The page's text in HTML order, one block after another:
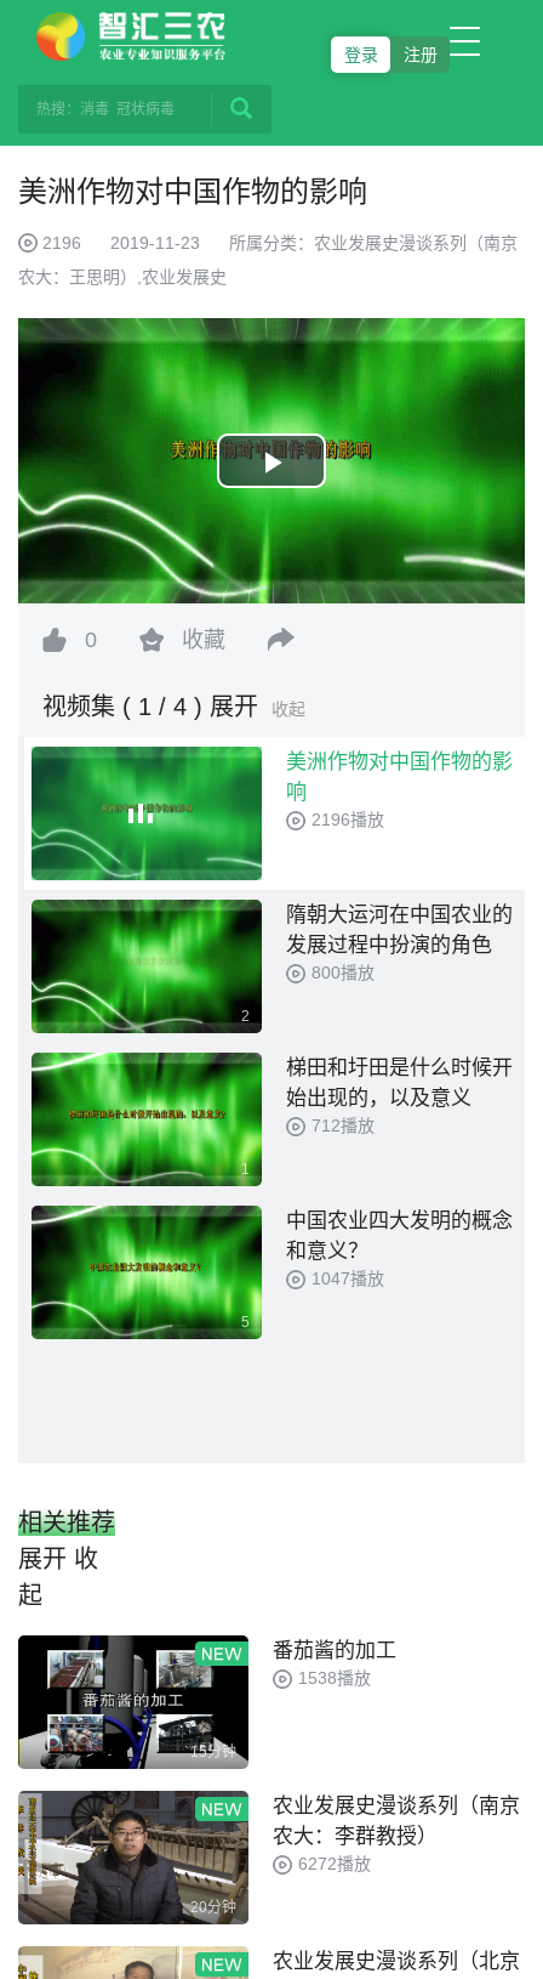
登录 注册
美洲作物对中国作物的影响
2196 2019-11-23
所属分类：农业发展史漫谈系列（南京
农大：王思明）,农业发展史
Play
Video
0 收藏
视频集 ( 1 / 4 ) 展开 收起
美洲作物对中国作物的影
响
2196播放
2
隋朝大运河在中国农业的
发展过程中扮演的角色
800播放
1
梯田和圩田是什么时候开
始出现的，以及意义
712播放
5
中国农业四大发明的概念
和意义？
1047播放
相关推荐
展开 收
起
15分钟
番茄酱的加工
1538播放
20分钟
农业发展史漫谈系列（南京
农大：李群教授）
6272播放
农业发展史漫谈系列（北京